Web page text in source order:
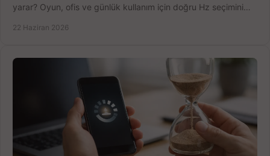
yarar? Oyun, ofis ve günlük kullanım için doğru Hz seçimini
22 Haziran 2026